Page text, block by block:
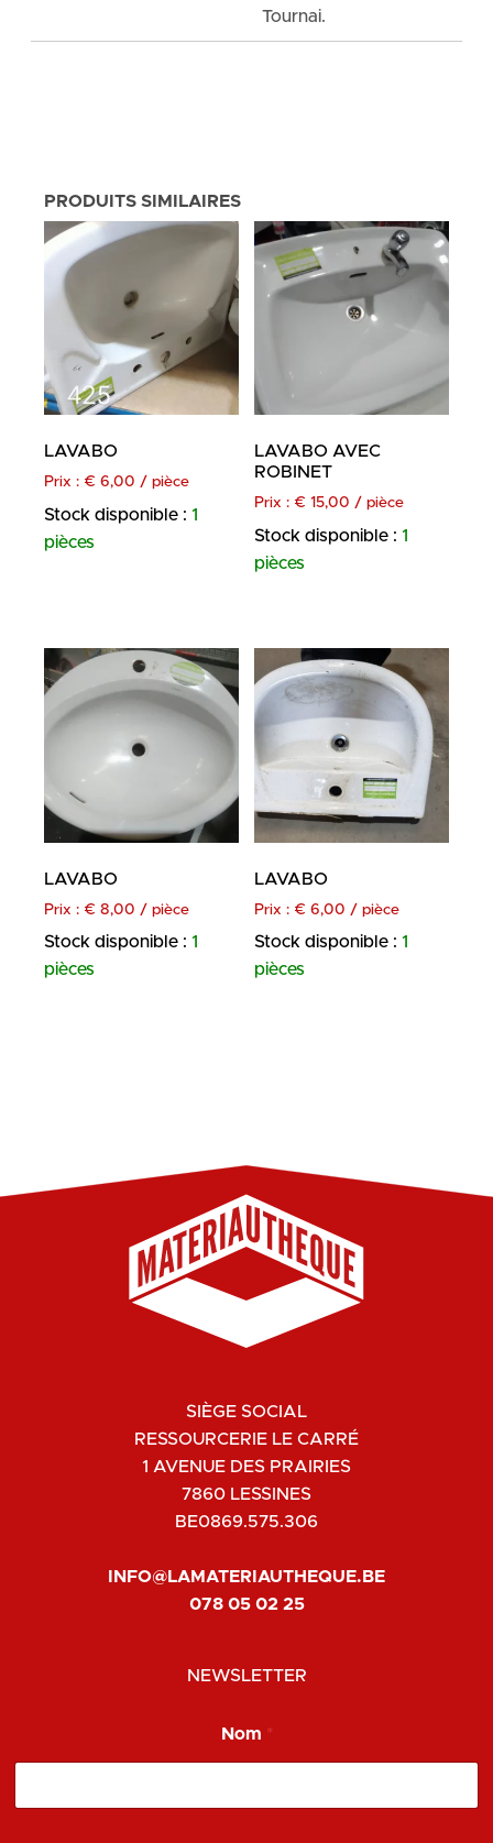
Tournai.
PRODUITS SIMILAIRES
LAVABO
Prix : € 6,00 / pièce
Stock disponible : 1
pièces
LAVABO AVEC
ROBINET
Prix : € 15,00 / pièce
Stock disponible : 1
pièces
LAVABO
Prix : € 8,00 / pièce
Stock disponible : 1
pièces
LAVABO
Prix : € 6,00 / pièce
Stock disponible : 1
pièces
SIÈGE SOCIAL
RESSOURCERIE LE CARRÉ
1 AVENUE DES PRAIRIES
7860 LESSINES
BE0869.575.306
INFO@LAMATERIAUTHEQUE.BE
078 05 02 25
NEWSLETTER
m
a
Nom *